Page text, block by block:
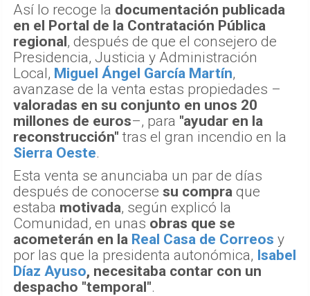
Así lo recoge la documentación publicada
en el Portal de la Contratación Pública
regional, después de que el consejero de
Presidencia, Justicia y Administración
Local, Miguel Ángel García Martín,
avanzase de la venta estas propiedades –
valoradas en su conjunto en unos 20
millones de euros–, para "ayudar en la
reconstrucción" tras el gran incendio en la
Sierra Oeste.
Esta venta se anunciaba un par de días
después de conocerse su compra que
estaba motivada, según explicó la
Comunidad, en unas obras que se
acometerán en la Real Casa de Correos y
por las que la presidenta autonómica, Isabel
Díaz Ayuso, necesitaba contar con un
despacho "temporal".